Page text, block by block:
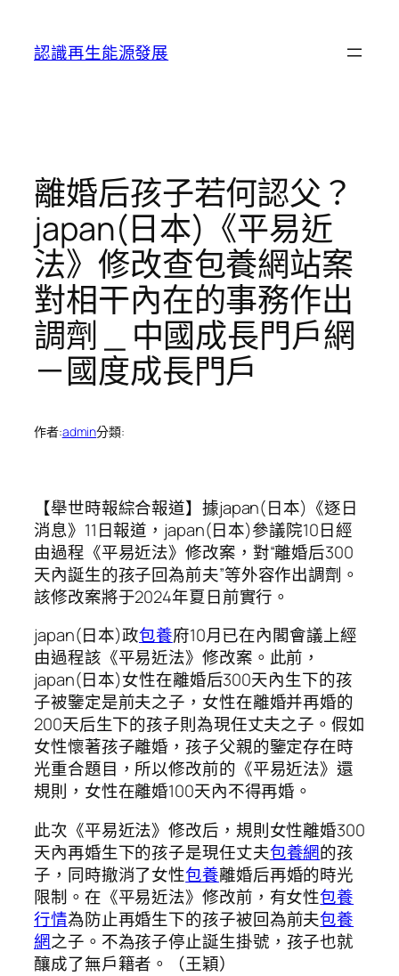
認識再生能源發展
離婚后孩子若何認父？
japan(日本)《平易近
法》修改查包養網站案
對相干內在的事務作出
調劑 _ 中國成長門戶網
－國度成長門戶
作者:admin分類:
【舉世時報綜合報道】據japan(日本)《逐日
消息》11日報道，japan(日本)參議院10日經
由過程《平易近法》修改案，對“離婚后300
天內誕生的孩子回為前夫”等外容作出調劑。
該修改案將于2024年夏日前實行。
japan(日本)政包養府10月已在內閣會議上經
由過程該《平易近法》修改案。此前，
japan(日本)女性在離婚后300天內生下的孩
子被鑒定是前夫之子，女性在離婚并再婚的
200天后生下的孩子則為現任丈夫之子。假如
女性懷著孩子離婚，孩子父親的鑒定存在時
光重合題目，所以修改前的《平易近法》還
規則，女性在離婚100天內不得再婚。
此次《平易近法》修改后，規則女性離婚300
天內再婚生下的孩子是現任丈夫包養網的孩
子，同時撤消了女性包養離婚后再婚的時光
限制。在《平易近法》修改前，有女性包養
行情為防止再婚生下的孩子被回為前夫包養
網之子。不為孩子停止誕生掛號，孩子也就
釀成了無戶籍者。（王穎）